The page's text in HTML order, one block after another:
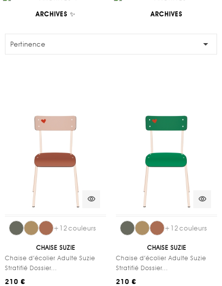
ARCHIVES ✨ ARCHIVES
Pertinence 
visibility
+12couleurs
CHAISE SUZIE
Chaise d’écolier Adulte Suzie
Stratifié Dossier...
210 €
visibility
+12couleurs
CHAISE SUZIE
Chaise d’écolier Adulte Suzie
Stratifié Dossier...
210 €